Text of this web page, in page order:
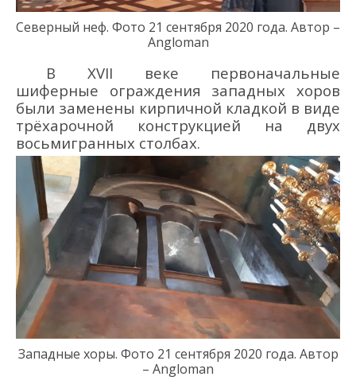
Северный неф. Фото 21 сентября 2020 года. Автор –
Angloman
В ХVІІ веке первоначальные
шиферные ограждения
западных хоров
были заменены кирпичной кладкой в виде
трёхарочной конструкцией на двух
восьмигранных столбах.
Западные хоры. Фото 21 сентября 2020 года. Автор
– Angloman